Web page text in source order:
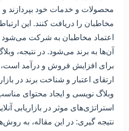
محصولات و خدمات خود بپردازند
مخاطبان را دریافت کنند. این
اعتماد مخاطبان به شرکت می‌شود
آن‌ها به برند می‌شود. در نتیجه،
برای افزایش فروش و درآمد است،
ارتقای اعتبار و شناخت برند در
وبلاگ نویسی و ایجاد محتوای
استراتژی‌های موثر در بازاریابی
نتیجه گیری: در این مقاله، به